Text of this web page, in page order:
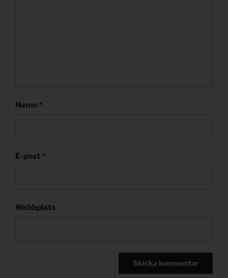
Namn *
E-post *
Webbplats